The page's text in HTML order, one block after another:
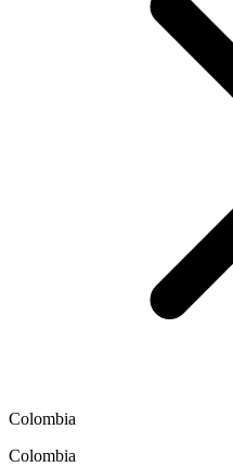
Colombia
Colombia